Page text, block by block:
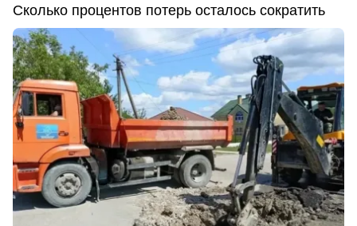
Сколько процентов потерь осталось сократить